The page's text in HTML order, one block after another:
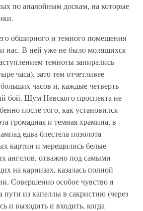
по аналойным доскам, на которые
обширного и темного помещения
нас. В ней уже не было молящихся
темноты запирались
часа), зато тем отчетливее
часов и, каждые четверть
бой. Шум Невского проспекта не
после того, как установился
громадная и темная храмина, в
едва блестела позолота
картин и мерещились белые
ангелов, отважно под самыми
на карнизах, казалась полной
Совершенно особое чувство я
пути из капеллы в сакристию (через
и выходить и входить, когда